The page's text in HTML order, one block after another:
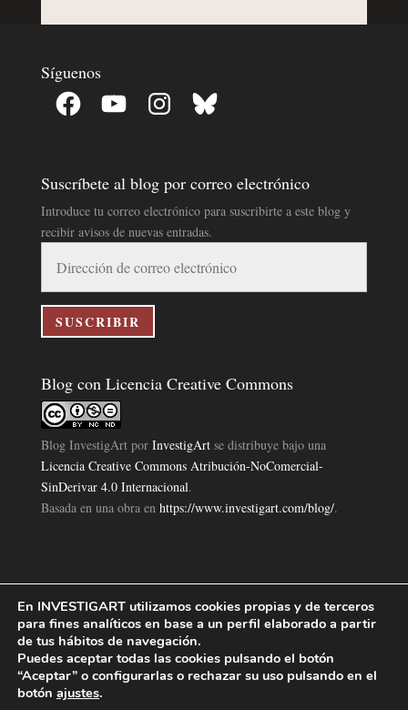
Síguenos
Facebook YouTube InstagramBluesky
Suscríbete al blog por correo electrónico
Introduce tu correo electrónico para suscribirte a este blog y
recibir avisos de nuevas entradas.
correo
electrónico
SUSCRIBIR
Blog con Licencia Creative Commons
Blog InvestigArtpor InvestigArtse distribuye bajo una
Licencia Creative Commons Atribución-NoComercial-
SinDerivar 4.0 Internacional.
Basada en una obra en https://www.investigart.com/blog/.
Política de Privacidad|Aviso Legal|Política de Cookies|
Investigart Copyright © 2019. |
En INVESTIGART utilizamos cookies propias y de terceros
para fines analíticos en base a un perfil elaborado a partir
de tus hábitos de navegación.
Puedes aceptar todas las cookies pulsando el botón
“Aceptar” o configurarlas o rechazar su uso pulsando en el
botón ajustes.